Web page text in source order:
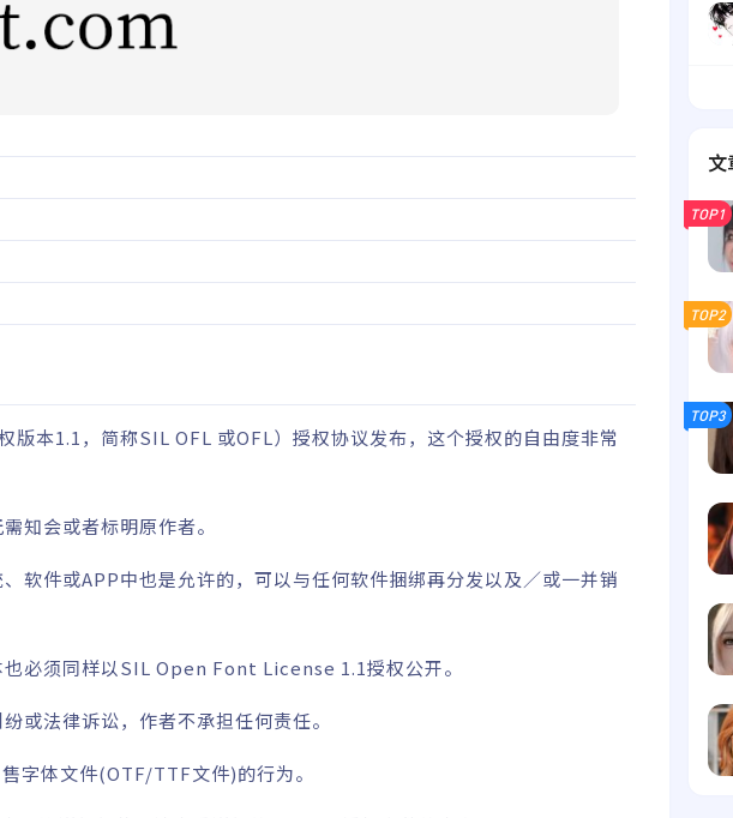
版本1.1，简称SIL OFL 或OFL） 授权协议发布，这个授权的自由度非常
知会或者标明原作者。
软件或APP中也是允许的，可以与任何软件捆绑再分发以及／或一并销
必须同样以SIL Open Font License 1.1授权公开。
或法律诉讼，作者不承担任何责任。
体文件(OTF/TTF文件)的行为。
文
TOP1
TOP2
TOP3